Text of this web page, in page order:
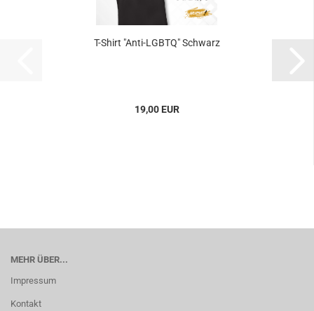
T-Shirt "Anti-LGBTQ" Schwarz
19,00 EUR
MEHR ÜBER...
Impressum
Kontakt